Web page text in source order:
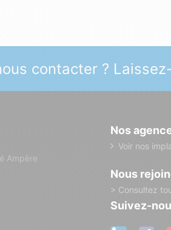
contacter ?
Ampère
Nos
Voir nos
Nous
> Consultez
Suivez-